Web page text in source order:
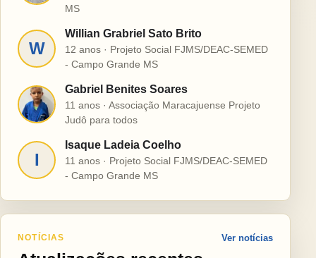
MS
W
Willian Grabriel Sato Brito
12 anos · Projeto Social FJMS/DEAC-SEMED
- Campo Grande MS
G
Gabriel Benites Soares
11 anos · Associação Maracajuense Projeto
Judô para todos
I
Isaque Ladeia Coelho
11 anos · Projeto Social FJMS/DEAC-SEMED
- Campo Grande MS
NOTÍCIAS Ver notícias